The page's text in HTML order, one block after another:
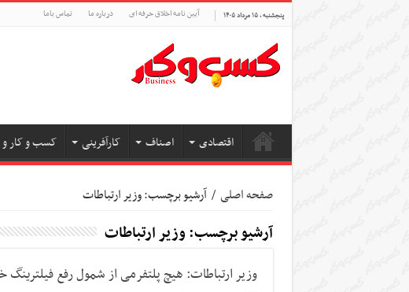
پنجشنبه , ۱۵ مرداد ۱۴۰۵ آیین نامه اخلاق حرفه ای درباره ما تماس باما
اقتصادی اصناف کارآفرینی کسب و کار و
صفحه اصلی / آرشیو برچسب: وزیر ارتباطات
آرشیو برچسب:وزیر ارتباطات
وزیر ارتباطات: هیچ پلتفرمی از شمول رفع